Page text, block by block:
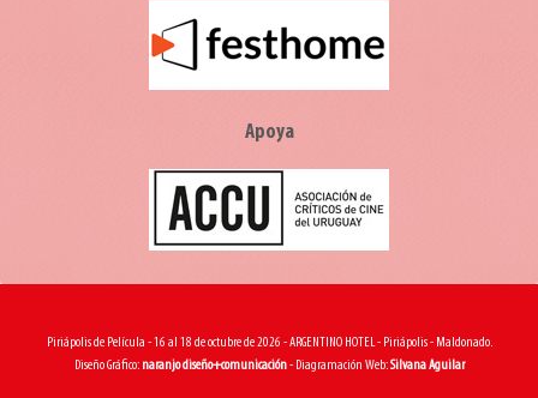
Apoya
Piriápolis de Película - 16 al 18 de octubre de 2026 - ARGENTINO HOTEL - Piriápolis - Maldonado.
Diseño Gráfico: naranjo diseño+comunicación- Diagramación Web:Silvana Aguilar